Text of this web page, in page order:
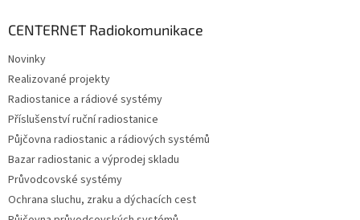
CENTERNET Radiokomunikace
Novinky
Realizované projekty
Radiostanice a rádiové systémy
Příslušenství ruční radiostanice
Půjčovna radiostanic a rádiových systémů
Bazar radiostanic a výprodej skladu
Průvodcovské systémy
Ochrana sluchu, zraku a dýchacích cest